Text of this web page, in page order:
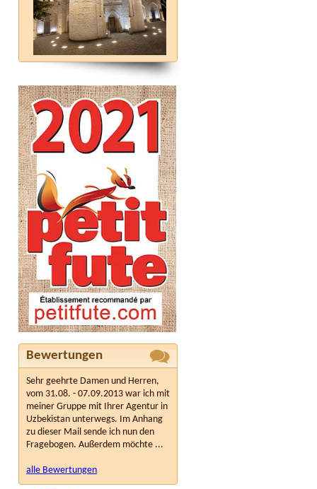
Bewertungen
Sehr geehrte Damen und Herren,
vom 31.08. - 07.09.2013 war ich mit
meiner Gruppe mit Ihrer Agentur in
Uzbekistan unterwegs. Im Anhang
zu dieser Mail sende ich nun den
Fragebogen. Außerdem möchte ...
alle Bewertungen